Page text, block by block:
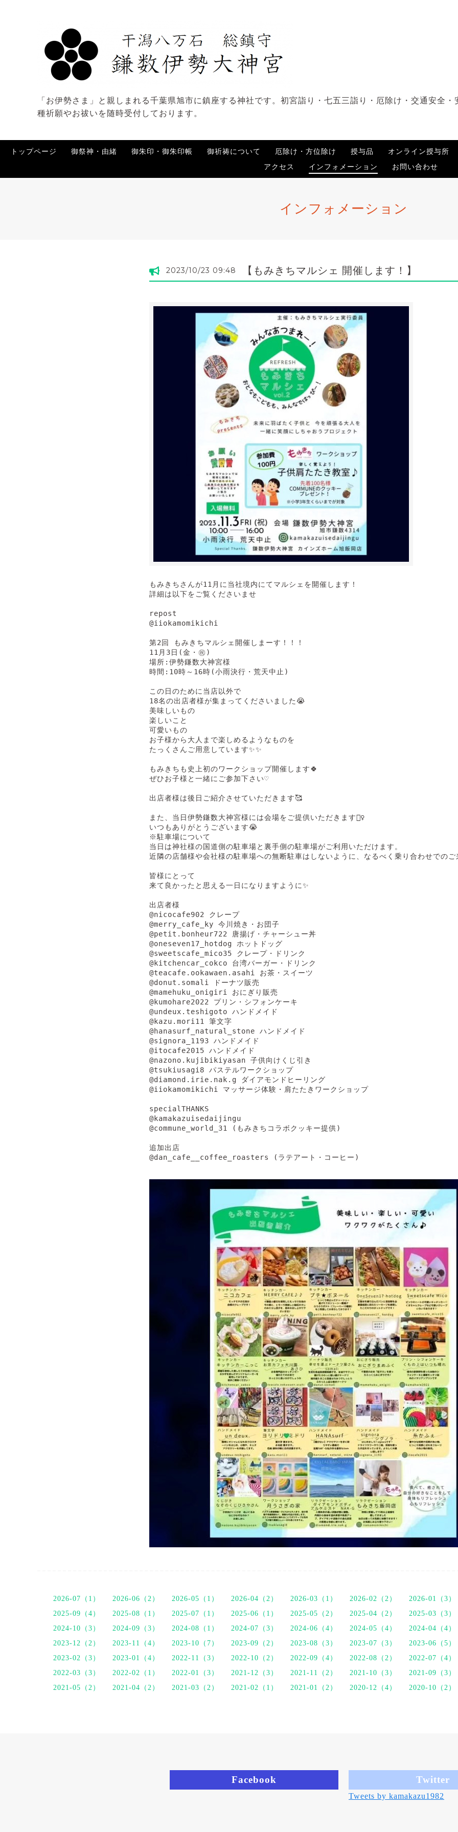
「お伊勢さま」と親しまれる千葉県旭市に鎮座する神社です。初宮詣り・七五三詣り・厄除け・交通安全
種祈願やお祓いを随時受付しております。
トップページ 御祭神・由緒 御朱印・御朱印帳 御祈祷について 厄除け・方位除け 授与品 オンライン授与所
アクセス
インフォメーション お問い合わせ
インフォメーション
2023/10/23 09:48 【もみきちマルシェ 開催します！】
もみきちさんが11月に当社境内にてマルシェを開催します！
詳細は以下をご覧くださいませ
repost
@iiokamomikichi
第2回 もみきちマルシェ開催しまーす！！！
11月3日(金・㊗️)
場所:伊勢鎌数大神宮様
時間:10時～16時(小雨決行・荒天中止)
この日のために当店以外で
18名の出店者様が集まってくださいました😭
美味しいもの
楽しいこと
可愛いもの
お子様から大人まで楽しめるようなものを
たっくさんご用意しています✨✨
もみきちも史上初のワークショップ開催します🍀
ぜひお子様と一緒にご参加下さい♡
出店者様は後日ご紹介させていただきます🥰
また、当日伊勢鎌数大神宮様には会場をご提供いただきます🙇‍♀️
いつもありがとうございます😭
※駐車場について
当日は神社様の国道側の駐車場と裏手側の駐車場がご利用いただけます。
近隣の店舗様や会社様の駐車場への無断駐車はしないように、なるべく乗り合わせでのご
皆様にとって
来て良かったと思える一日になりますように✨
出店者様
@nicocafe902 クレープ
@merry_cafe_ky 今川焼き・お団子
@petit.bonheur722 唐揚げ・チャーシュー丼
@oneseven17_hotdog ホットドッグ
@sweetscafe_mico35 クレープ・ドリンク
@kitchencar_cokco 台湾バーガー・ドリンク
@teacafe.ookawaen.asahi お茶・スイーツ
@donut.somali ドーナツ販売
@mamehuku_onigiri おにぎり販売
@kumohare2022 プリン・シフォンケーキ
@undeux.teshigoto ハンドメイド
@kazu.mori11 筆文字
@hanasurf_natural_stone ハンドメイド
@signora_1193 ハンドメイド
@itocafe2015 ハンドメイド
@nazono.kujibikiyasan 子供向けくじ引き
@tsukiusagi8 パステルワークショップ
@diamond.irie.nak.g ダイアモンドヒーリング
@iiokamomikichi マッサージ体験・肩たたきワークショップ
specialTHANKS
@kamakazuisedaijingu
@commune_world_31 (もみきちコラボクッキー提供)
追加出店
@dan_cafe__coffee_roasters (ラテアート・コーヒー)
2026-07（1） 2026-06（2） 2026-05（1） 2026-04（2） 2026-03（1） 2026-02（2） 2026-01（3）
2025-09（4）
2025-08（1） 2025-07（1） 2025-06（1） 2025-05（2） 2025-04（2） 2025-03（3）
2024-10（3）
2024-09（3） 2024-08（1） 2024-07（3） 2024-06（4） 2024-05（4） 2024-04（4）
2023-12（2）
2023-11（4） 2023-10（7） 2023-09（2） 2023-08（3） 2023-07（3） 2023-06（5）
2023-02（3）
2023-01（4） 2022-11（3） 2022-10（2） 2022-09（4） 2022-08（2） 2022-07（4）
2022-03（3）
2022-02（1） 2022-01（3） 2021-12（3） 2021-11（2） 2021-10（3） 2021-09（3）
2021-05（2）
2021-04（2） 2021-03（2） 2021-02（1） 2021-01（2） 2020-12（4） 2020-10（2）
Facebook Twitter
Tweets by kamakazu1982